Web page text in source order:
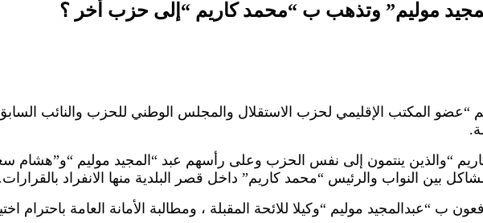
موليم” وتذهب ب “محمد كاريم “إلى حزب أخر ؟
“عضو المكتب الإقليمي لحزب الاستقلال والمجلس الوطني للحزب والنائب
“والذين ينتمون إلى نفس الحزب وعلى رأسهم عبد “المجيد موليم “و”هشام
بين النواب والرئيس “محمد كاريم” داخل قصر البلدية منها الانفراد
ب “عبدالمجيد موليم “وكيلا للائحة المقبلة ، ومطالبة الأمانة العامة باحترام